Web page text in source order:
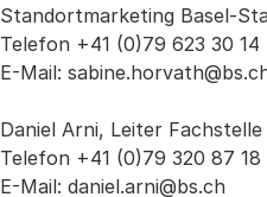
Standortmarketing Basel-
Telefon +41 (0)79 623 30 14
E-Mail:
Daniel Arni, Leiter
Telefon +41 (0)79 320 87 18